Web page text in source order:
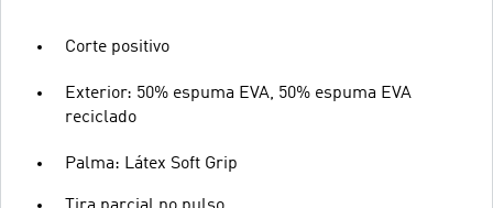
Corte positivo
Exterior: 50% espuma EVA, 50% espuma EVA
reciclado
Palma: Látex Soft Grip